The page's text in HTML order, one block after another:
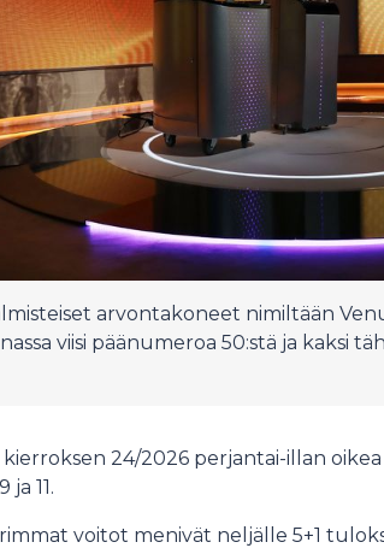
arvontakoneet nimiltään
viisi päänumeroa 50:stä ja kaksi
24/2026 perjantai-illan oikea
11.
voitot menivät neljälle 5+1